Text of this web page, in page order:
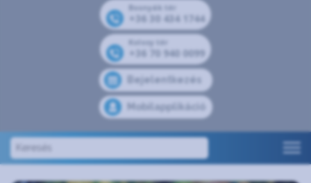
Bosnyák tér
+36 30 434 1744
Kolosy tér
+36 70 940 0099
Bejelentkezés
Mobilapplikáció